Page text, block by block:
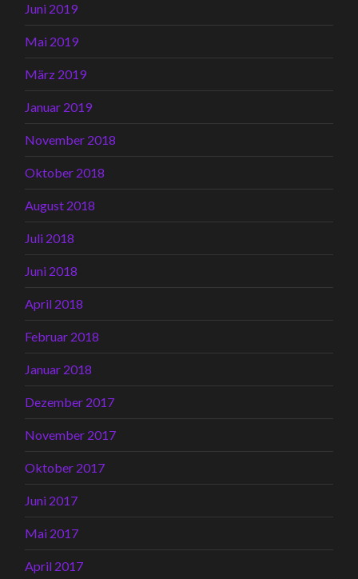
Juni 2019
Mai 2019
März 2019
Januar 2019
November 2018
Oktober 2018
August 2018
Juli 2018
Juni 2018
April 2018
Februar 2018
Januar 2018
Dezember 2017
November 2017
Oktober 2017
Juni 2017
Mai 2017
April 2017